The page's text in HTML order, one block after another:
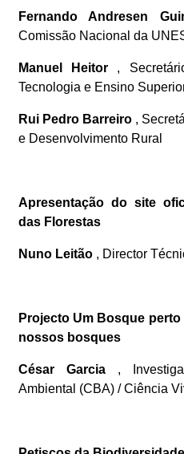
Fernando Andresen
Comissão Nacional da
Manuel Heitor ,
Tecnologia e Ensino
Rui Pedro Barreiro ,
e Desenvolvimento Rural
Apresentação do site
das Florestas
Nuno Leitão , Director
Projecto Um Bosque
nossos bosques
César Garcia ,
Ambiental (CBA) / Ciência